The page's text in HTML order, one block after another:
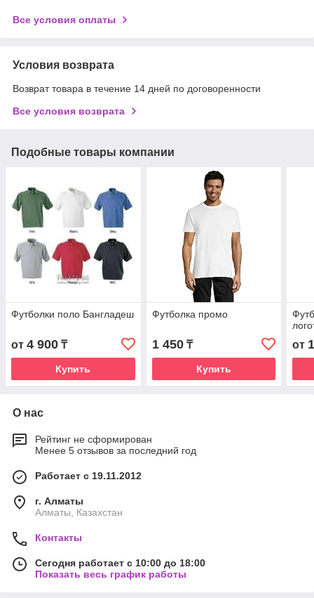
Все условия оплаты
Условия возврата
Возврат товара в течение 14 дней по договоренности
Все условия возврата
Подобные товары компании
Футболки поло Бангладеш
от 4 900 ₸
Купить
Футболка промо
1 450₸
Купить
от
О нас
Рейтинг не сформирован
Менее 5 отзывов за последний год
Работает с 19.11.2012
г. Алматы
Алматы, Казахстан
Контакты
Сегодня работает с 10:00 до 18:00
Показать весь график работы